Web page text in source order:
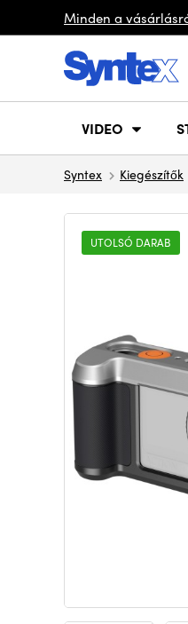
Minden a
VIDEO
Syntex Kiegészítők
UTOLSÓ DARAB